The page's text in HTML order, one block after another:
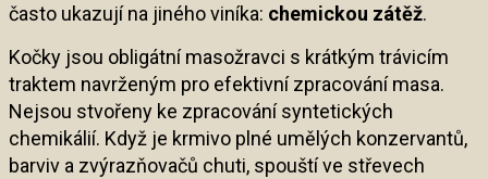
často ukazují na jiného viníka: chemickou zátěž.
Kočky jsou obligátní masožravci s krátkým trávicím
traktem navrženým pro efektivní zpracování masa.
Nejsou stvořeny ke zpracování syntetických
chemikálií. Když je krmivo plné umělých konzervantů,
barviv a zvýrazňovačů chuti, spouští ve střevech